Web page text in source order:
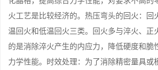
火工艺是比较经济的。热压弯头的回火：回
温回火和低温回火三类。回火多与淬火、正
的是消除淬火产生的内应力，降低硬度和脆
力学性能。时效处理：为了消除精密量具或